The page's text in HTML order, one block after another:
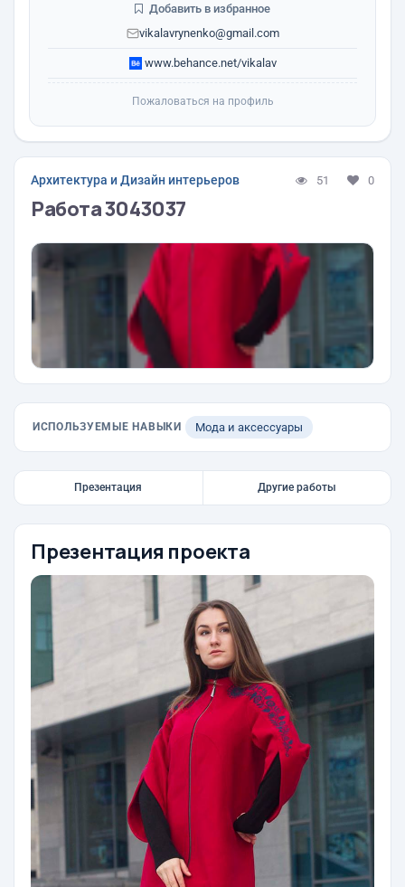
vikalavrynenko@gmail.com
www.behance.net/vikalav
Добавить в избранное
Пожаловаться на профиль
Архитектура и Дизайн интерьеров 51 0
Работа 3043037
ИСПОЛЬЗУЕМЫЕ НАВЫКИ Мода и аксессуары
Презентация Другие работы
Презентация проекта